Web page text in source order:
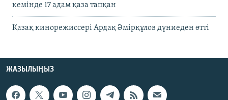
кемінде 17 адам қаза тапқан
Қазақ кинорежиссері Ардақ Әмірқұлов дүниеден өтті
ЖАЗЫЛЫҢЫЗ